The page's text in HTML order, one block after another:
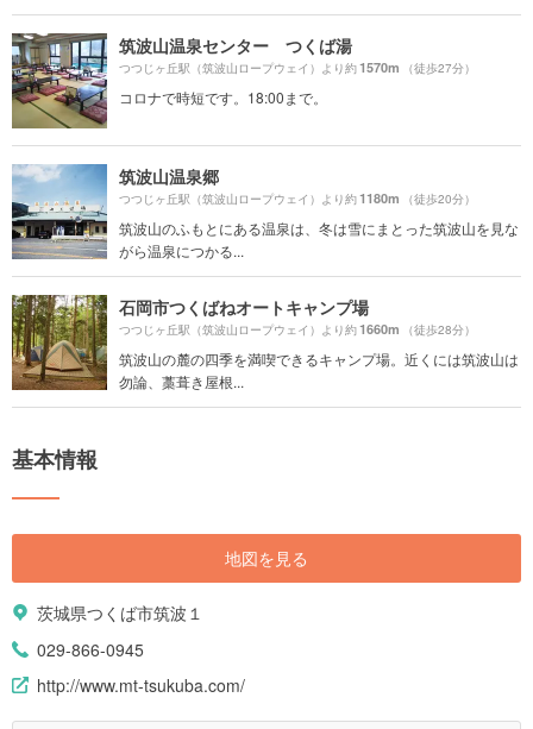
筑波山温泉センター つくば湯
つつじヶ丘駅（筑波山ロープウェイ）より約1570m （徒歩27分）
コロナで時短です。18:00まで。
筑波山温泉郷
つつじヶ丘駅（筑波山ロープウェイ）より約1180m （徒歩20分）
筑波山のふもとにある温泉は、冬は雪にまとった筑波山を見な
がら温泉につかる...
石岡市つくばねオートキャンプ場
つつじヶ丘駅（筑波山ロープウェイ）より約1660m （徒歩28分）
筑波山の麓の四季を満喫できるキャンプ場。近くには筑波山は
勿論、藁葺き屋根...
基本情報
地図を見る
茨城県つくば市筑波１
029-866-0945
http://www.mt-tsukuba.com/